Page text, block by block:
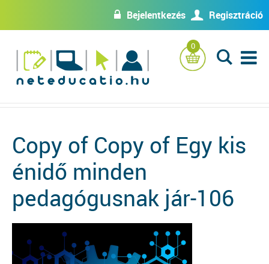
w Bejelentkezés U Regisztráció
0
L
Copy of Copy of Egy kis
énidő minden
pedagógusnak jár-106